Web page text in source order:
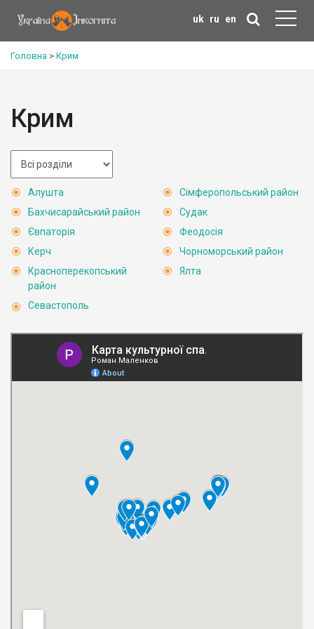
uk ru en
Головна > Крим
Крим
Алушта
Бахчисарайський район
Євпаторія
Керч
Красноперекопський
район
Севастополь
Сімферопольський район
Судак
Феодосія
Чорноморський район
Ялта